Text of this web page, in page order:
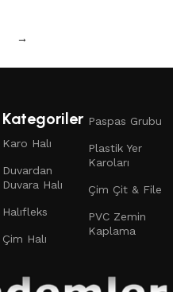
→
Kategoriler
Karo Halı
Duvardan
Duvara Halı
Halıfleks
Çim Halı
Paspas Grubu
Plastik Yer
Karoları
Çim Çit & File
PVC Zemin
Kaplama